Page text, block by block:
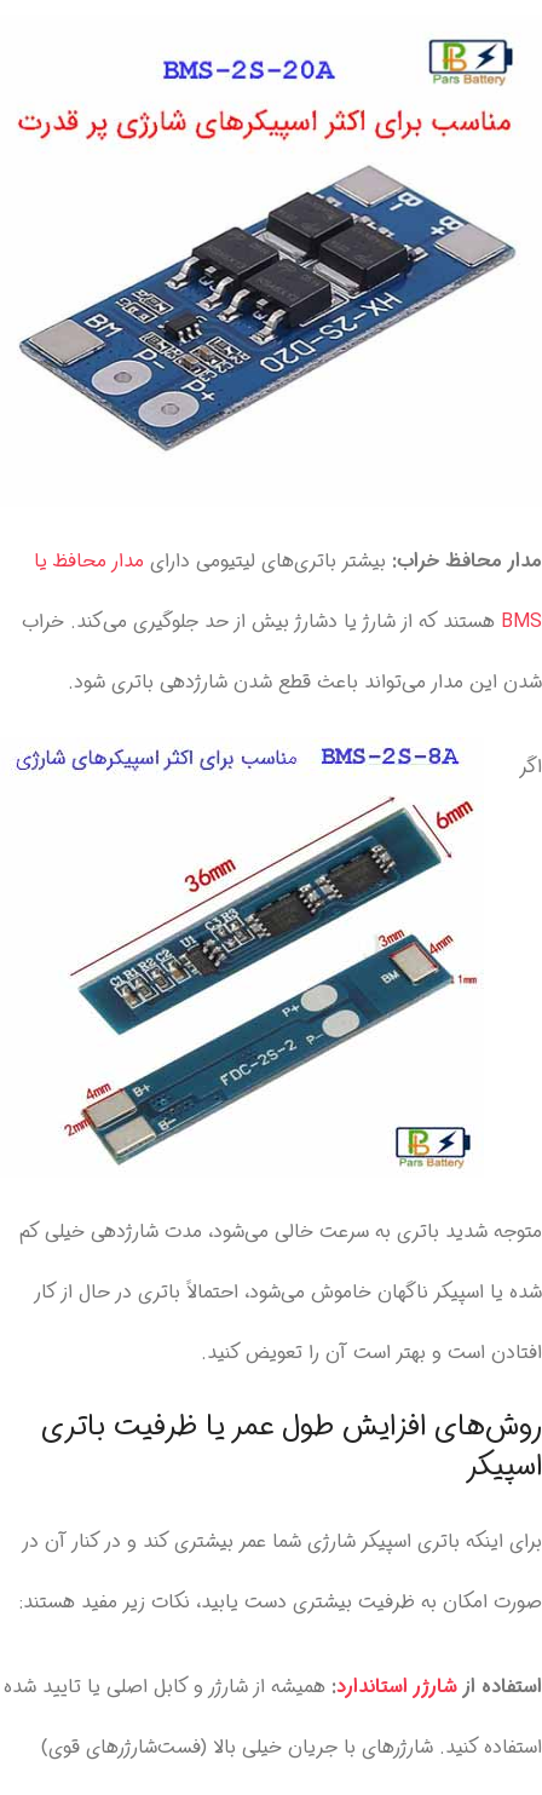
مدار محافظ خراب: بیشتر باتری‌های لیتیومی دارای مدار محافظ یا
BMS هستند که از شارژ یا دشارژ بیش از حد جلوگیری می‌کند. خراب
شدن این مدار می‌تواند باعث قطع شدن شارژدهی باتری شود.
اگر
متوجه شدید باتری به سرعت خالی می‌شود، مدت شارژدهی خیلی کم
شده یا اسپیکر ناگهان خاموش می‌شود، احتمالاً باتری در حال از کار
افتادن است و بهتر است آن را تعویض کنید.
روش‌های افزایش طول عمر یا ظرفیت باتری
اسپیکر
برای اینکه باتری اسپیکر شارژی شما عمر بیشتری کند و در کنار آن در
صورت امکان به ظرفیت بیشتری دست یابید، نکات زیر مفید هستند:
استفاده از شارژر استاندارد: همیشه از شارژر و کابل اصلی یا تایید شده
استفاده کنید. شارژرهای با جریان خیلی بالا (فست‌شارژرهای قوی)